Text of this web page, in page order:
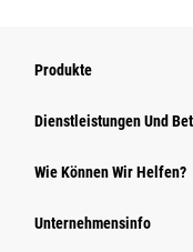
Produkte
Dienstleistungen Und
Wie Können Wir Helfen?
Unternehmensinfo